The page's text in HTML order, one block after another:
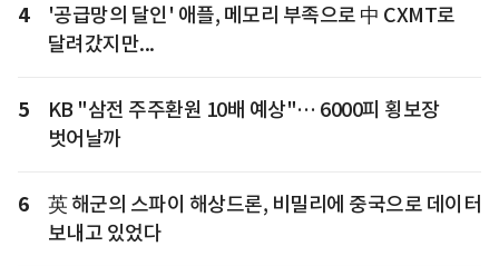
4
'공급망의 달인' 애플, 메모리 부족으로 中 CXMT로
달려갔지만...
5
KB "삼전 주주환원 10배 예상"… 6000피 횡보장
벗어날까
6
英 해군의 스파이 해상드론, 비밀리에 중국으로 데이터
보내고 있었다